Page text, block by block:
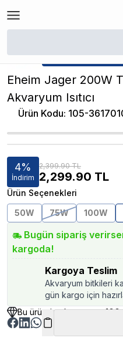
/ Eheim
★ Atakan
Eheim Jager 200W
Akvaryum Isıtıcı
Ürün Kodu: 105-
4%
İndirim
2,399.90 TL
2,299.90 TL
Ürün Seçenekleri
50W
75W 100W
Bugün sipariş
kargoda!
Kargoya Teslim
Akvaryum bitkileri
gün kargo için
Bu üründen kazancınız